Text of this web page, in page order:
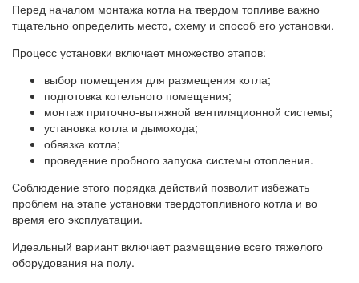
Перед началом монтажа котла на твердом топливе важно
тщательно определить место, схему и способ его установки.
Процесс установки включает множество этапов:
выбор помещения для размещения котла;
подготовка котельного помещения;
монтаж приточно-вытяжной вентиляционной системы;
установка котла и дымохода;
обвязка котла;
проведение пробного запуска системы отопления.
Соблюдение этого порядка действий позволит избежать
проблем на этапе установки твердотопливного котла и во
время его эксплуатации.
Идеальный вариант включает размещение всего тяжелого
оборудования на полу.